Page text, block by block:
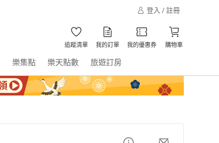
登入 / 註冊
追蹤清單 我的訂單 我的優惠券 購物車
樂集點 樂天點數 旅遊訂房